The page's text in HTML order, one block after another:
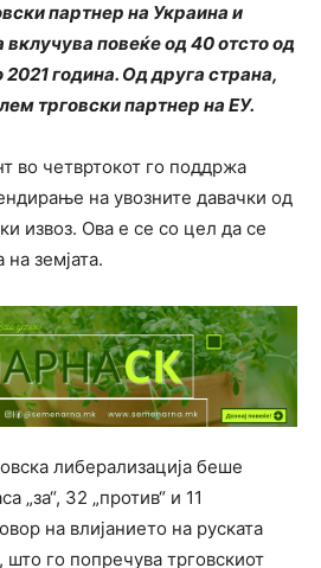
партнер на Украина и
вклучува повеќе од 40 отсто од
2021 година. Од друга страна,
трговски партнер на ЕУ.
во четвртокот го поддржа
на увозните давачки од
извоз. Ова е се со цел да се
земјата.
либерализација беше
„за“, 32 „против“ и 11
на влијанието на руската
што го попречува трговскиот